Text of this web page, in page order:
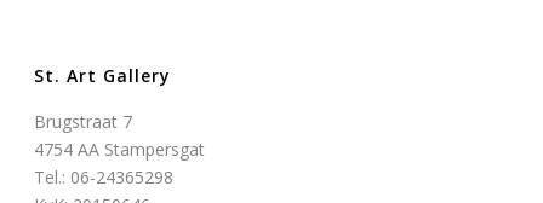
St. Art Gallery
Brugstraat 7
4754 AA Stampersgat
Tel.: 06-24365298